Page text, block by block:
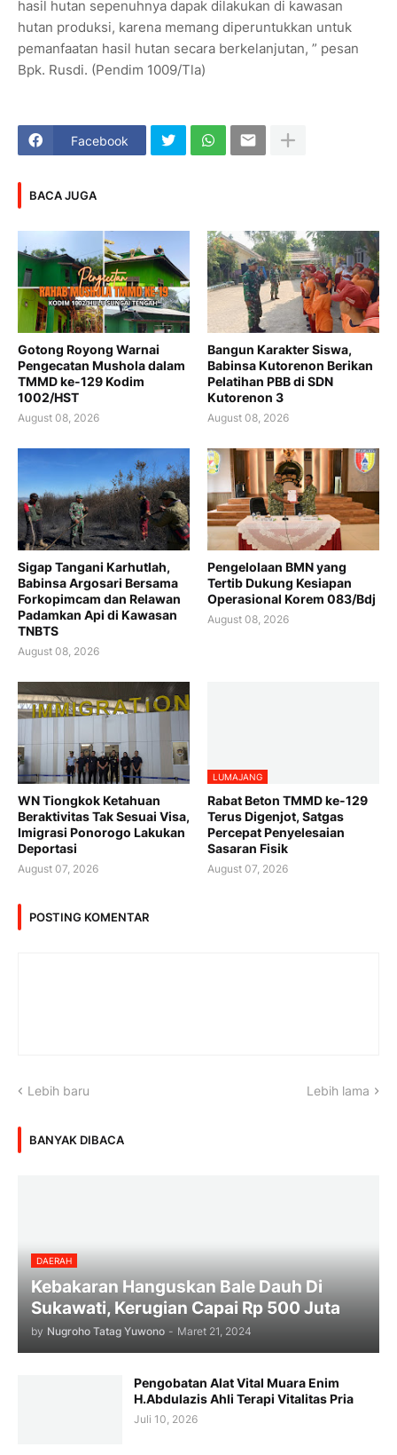
hasil hutan sepenuhnya dapak dilakukan di kawasan
hutan produksi, karena memang diperuntukkan untuk
pemanfaatan hasil hutan secara berkelanjutan, ” pesan
Bpk. Rusdi. (Pendim 1009/Tla)
Facebook
BACA JUGA
Gotong Royong Warnai
Pengecatan Mushola dalam
TMMD ke-129 Kodim
1002/HST
August 08, 2026
Bangun Karakter Siswa,
Babinsa Kutorenon Berikan
Pelatihan PBB di SDN
Kutorenon 3
August 08, 2026
Sigap Tangani Karhutlah,
Babinsa Argosari Bersama
Forkopimcam dan Relawan
Padamkan Api di Kawasan
TNBTS
August 08, 2026
Pengelolaan BMN yang
Tertib Dukung Kesiapan
Operasional Korem 083/Bdj
August 08, 2026
WN Tiongkok Ketahuan
Beraktivitas Tak Sesuai Visa,
Imigrasi Ponorogo Lakukan
Deportasi
August 07, 2026
LUMAJANG
Rabat Beton TMMD ke-129
Terus Digenjot, Satgas
Percepat Penyelesaian
Sasaran Fisik
August 07, 2026
POSTING KOMENTAR
Lebih baru Lebih lama
BANYAK DIBACA
DAERAH
Kebakaran Hanguskan Bale Dauh Di
Sukawati, Kerugian Capai Rp 500 Juta
by Nugroho Tatag Yuwono - Maret 21, 2024
Pengobatan Alat Vital Muara Enim
H.Abdulazis Ahli Terapi Vitalitas Pria
Juli 10, 2026